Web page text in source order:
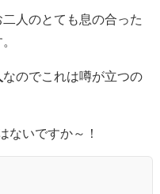
人のとても息の合った
なのでこれは噂が立つの
ないですか～！